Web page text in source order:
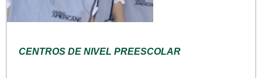
CENTROS DE NIVEL PREESCOLAR